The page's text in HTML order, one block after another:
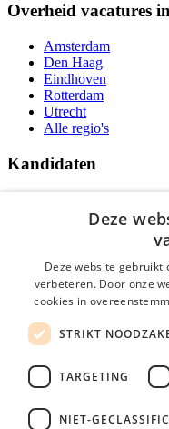
Overheid vacatures in
Amsterdam
Den Haag
Eindhoven
Rotterdam
Utrecht
Alle regio's
Kandidaten
Vacatures
Over Vacatures
YoungCapital IOS
YoungCapital
Social
Deze
Deze website gebruikt
verbeteren. Door onze
cookies in
STRIKT
TARGETING
NIET-